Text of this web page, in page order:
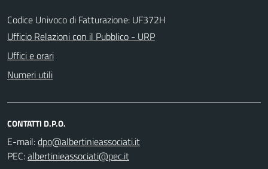
Codice Univoco di Fatturazione: UF372H
Ufficio Relazioni con il Pubblico - URP
Uffici e orari
Numeri utili
CONTATTI D.P.O.
E-mail:
PEC: